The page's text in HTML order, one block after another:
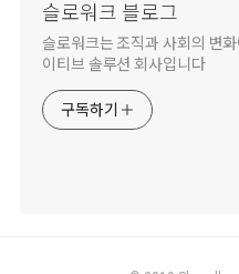
슬로워크 블로그
슬로워크는 조직과 사회의 변화
이티브 솔루션 회사입니다
구독하기